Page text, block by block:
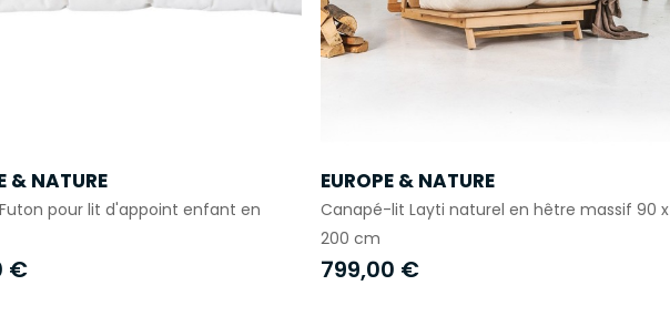
& NATURE
pour lit d'appoint enfant en
€
EUROPE & NATURE
Canapé-lit Layti naturel en hêtre massif 90 x
200 cm
799,00 €